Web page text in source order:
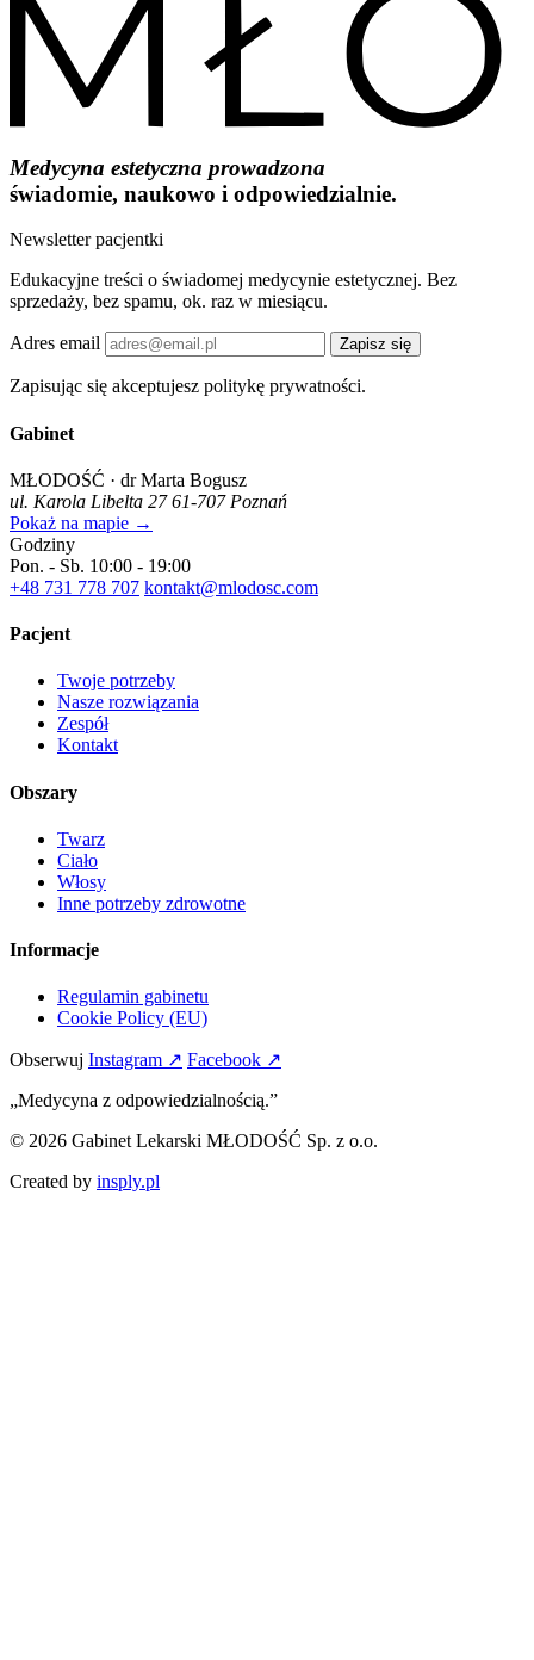
Medycyna estetyczna prowadzona
świadomie, naukowo i odpowiedzialnie.
Newsletter pacjentki
Edukacyjne treści o świadomej medycynie estetycznej. Bez
sprzedaży, bez spamu, ok. raz w miesiącu.
Adres email Zapisz się
Zapisując się akceptujesz politykę prywatności.
Gabinet
MŁODOŚĆ · dr Marta Bogusz
ul. Karola Libelta 27 61-707 Poznań
Pokaż na mapie →
Godziny
Pon. - Sb. 10:00 - 19:00
+48 731 778 707 kontakt@mlodosc.com
Pacjent
Twoje potrzeby
Nasze rozwiązania
Zespół
Kontakt
Obszary
Twarz
Ciało
Włosy
Inne potrzeby zdrowotne
Informacje
Regulamin gabinetu
Cookie Policy (EU)
Obserwuj Instagram ↗ Facebook ↗
„Medycyna z odpowiedzialnością.”
© 2026 Gabinet Lekarski MŁODOŚĆ Sp. z o.o.
Created by insply.pl